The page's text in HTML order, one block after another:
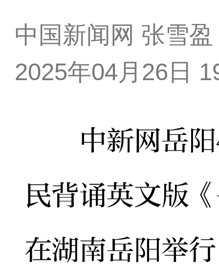
中国新闻网 张雪盈
2025年04月26日
中新网岳阳
民背诵英文版
在湖南岳阳举